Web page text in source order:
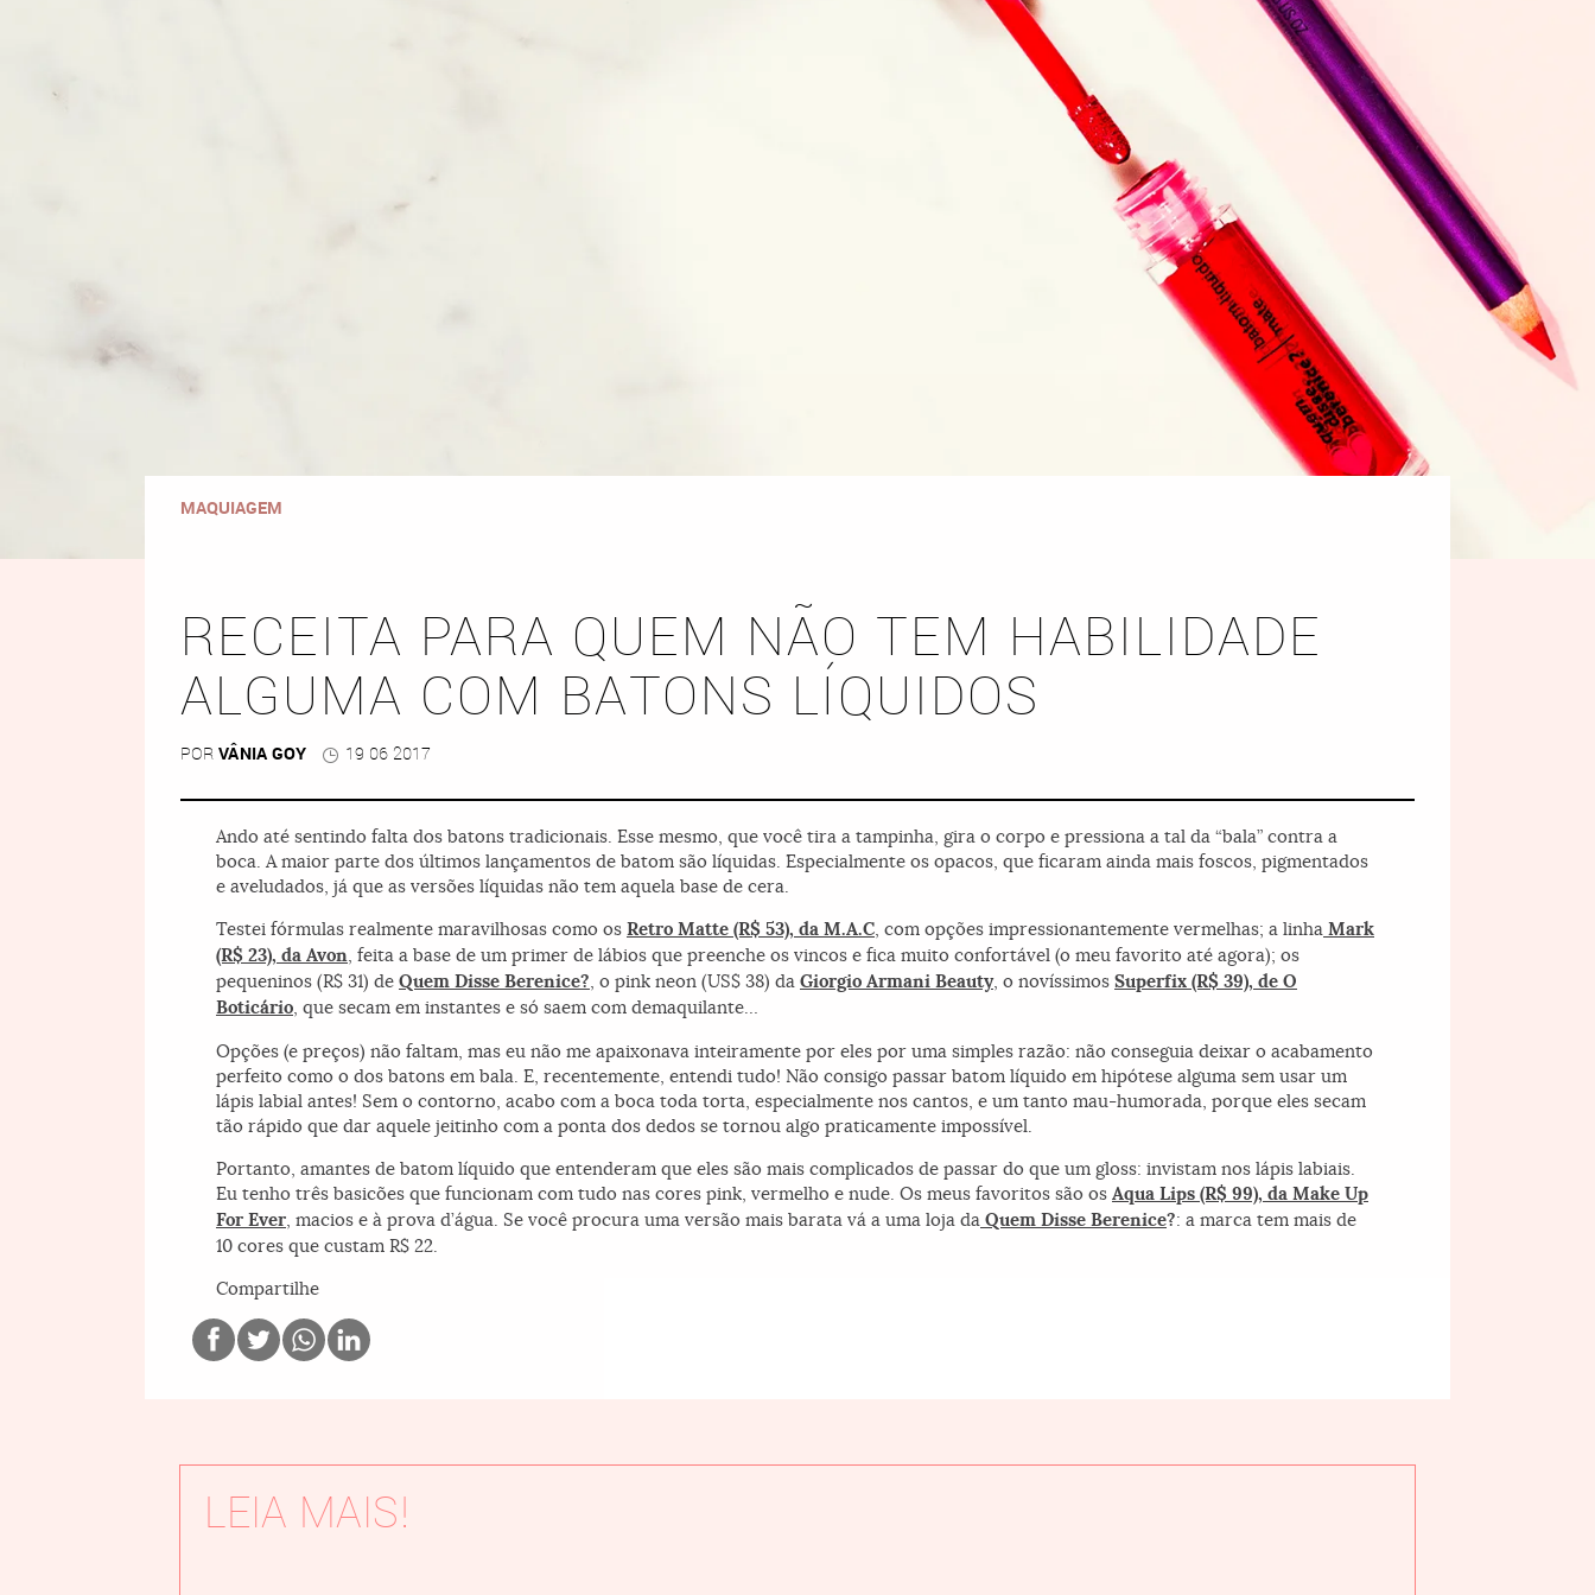
MAQUIAGEM
RECEITA PARA QUEM NÃO TEM HABILIDADE
ALGUMA COM BATONS LÍQUIDOS
POR VÂNIA GOY 19 06 2017
Ando até sentindo falta dos batons tradicionais. Esse mesmo, que você tira a tampinha, gira o corpo e pressiona a tal da “bala” contra a
boca. A maior parte dos últimos lançamentos de batom são líquidas. Especialmente os opacos, que ficaram ainda mais foscos, pigmentados
e aveludados, já que as versões líquidas não tem aquela base de cera.
Testei fórmulas realmente maravilhosas como os Retro Matte (R$ 53), da M.A.C, com opções impressionantemente vermelhas; a linha Mark
(R$ 23), da Avon, feita a base de um primer de lábios que preenche os vincos e fica muito confortável (o meu favorito até agora); os
pequeninos (R$ 31) de Quem Disse Berenice?, o pink neon (US$ 38) da Giorgio Armani Beauty, o novíssimos Superfix (R$ 39), de O
Boticário, que secam em instantes e só saem com demaquilante…
Opções (e preços) não faltam, mas eu não me apaixonava inteiramente por eles por uma simples razão: não conseguia deixar o acabamento
perfeito como o dos batons em bala. E, recentemente, entendi tudo! Não consigo passar batom líquido em hipótese alguma sem usar um
lápis labial antes! Sem o contorno, acabo com a boca toda torta, especialmente nos cantos, e um tanto mau-humorada, porque eles secam
tão rápido que dar aquele jeitinho com a ponta dos dedos se tornou algo praticamente impossível.
Portanto, amantes de batom líquido que entenderam que eles são mais complicados de passar do que um gloss: invistam nos lápis labiais.
Eu tenho três basicões que funcionam com tudo nas cores pink, vermelho e nude. Os meus favoritos são os Aqua Lips (R$ 99), da Make Up
For Ever, macios e à prova d’água. Se você procura uma versão mais barata vá a uma loja da Quem Disse Berenice?: a marca tem mais de
10 cores que custam R$ 22.
Compartilhe
LEIA MAIS!